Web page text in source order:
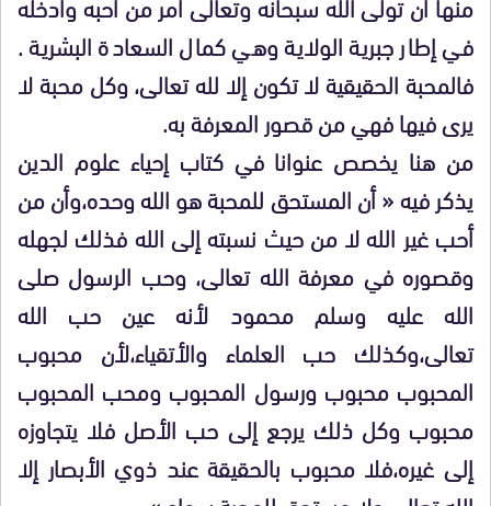
في إطار جبرية الولاية وهي كمال السعادة البشرية .
فالمحبة الحقيقية لا تكون إلا لله تعالى، وكل محبة لا
يرى فيها فهي من قصور المعرفة به.
من هنا يخصص عنوانا في كتاب إحياء علوم الدين
يذكر فيه « أن المستحق للمحبة هو الله وحده،وأن من
أحب غير الله لا من حيث نسبته إلى الله فذلك لجهله
وقصوره في معرفة الله تعالى، وحب الرسول صلى
الله عليه وسلم محمود لأنه عين حب الله
تعالى،وكذلك حب العلماء والأتقياء،لأن محبوب
المحبوب محبوب ورسول المحبوب ومحب المحبوب
محبوب وكل ذلك يرجع إلى حب الأصل فلا يتجاوزه
إلى غيره،فلا محبوب بالحقيقة عند ذوي الأبصار إلا